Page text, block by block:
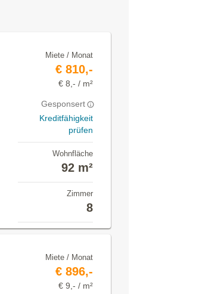
Miete / Monat
€ 810,-
€ 8,- / m²
Gesponsert
Kreditfähigkeit
prüfen
Wohnfläche
92 m²
Zimmer
8
Miete / Monat
€ 896,-
€ 9,- / m²